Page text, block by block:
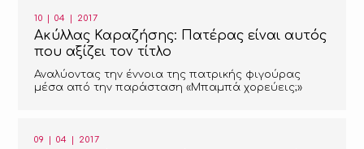
10 | 04 | 2017
Ακύλλας Καραζήσης: Πατέρας είναι αυτός
που αξίζει τον τίτλο
Αναλύοντας την έννοια της πατρικής φιγούρας
μέσα από την παράσταση «Μπαμπά χορεύεις;»
09 | 04 | 2017